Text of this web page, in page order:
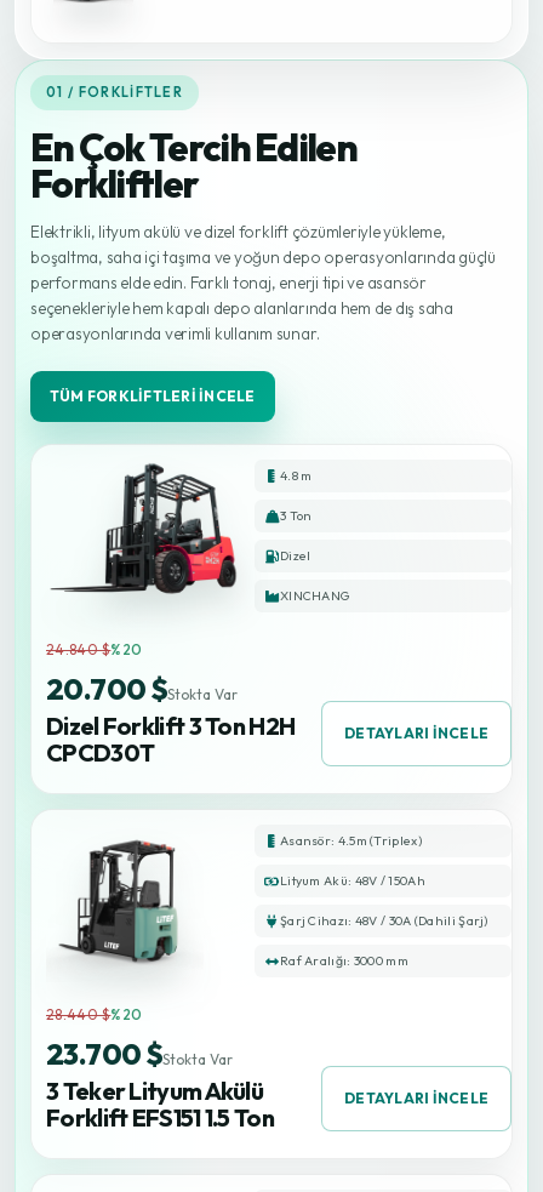
01 / FORKLIFTLER
En Çok Tercih Edilen
Forkliftler
Elektrikli, lityum akülü ve dizel forklift çözümleriyle yükleme,
boşaltma, saha içi taşıma ve yoğun depo operasyonlarında güçlü
performans elde edin. Farklı tonaj, enerji tipi ve asansör
seçenekleriyle hem kapalı depo alanlarında hem de dış saha
operasyonlarında verimli kullanım sunar.
TÜM FORKLIFTLERI İNCELE
Dizel Forklift 3 Ton H2H
CPCD30T
24.840 $%20
20.700 $Stokta Var
DETAYLARI İNCELE
4.8 m
3 Ton
Dizel
XINCHANG
3 Teker Lityum Akülü
Forklift EFS151 1.5 Ton
28.440 $%20
23.700 $Stokta Var
DETAYLARI İNCELE
Asansör: 4.5m (Triplex)
Lityum Akü: 48V / 150Ah
Şarj Cihazı: 48V / 30A (Dahili Şarj)
Raf Aralığı: 3000 mm